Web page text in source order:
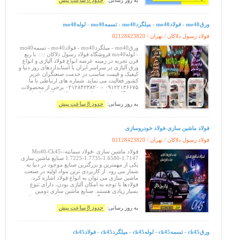
ورقmo40 - فولادmo40 - میلگردmo40 - تسمهmo40 - لولهmo40
فولاد رسول دلاکان / تهران / 02128423820
ورقmo40 - میلگردmo40 - فولادmo40 - تسمهmo40
- لولهmo40 فروشگاه فولاد رسول دلاکان ::::: با ربع
قرن تجربه در زمینه عرضه انواع فولاد آلیاژی و انواع
ورق آلیاژی در سراسر ایران با استانداردهای روز دنیا و
کیفیک و قیمت مناسب در خدمت صنعتگران عزیز
کشور فعالیت می نماید. شماره های ارتباطی با ما:
۰۹۱۲۲۱۳۶۶۷۵ – ۰۲۱۲۸۴۲۳۸۲۰ برخی از محصولات
فروشگاه شامل: مونل- هسته نیکل- نیکل اینکونل-
ورق آلمینیوم
به روز رسانی: حدود 8 ساعت پیش
فولاد ماشین سازی-فولاد خودروسازی
فولاد رسول دلاکان / تهران / 02128423820
فولاد ماشین سازی -فولاد سمانته-Mo40-Ck45-
1.7225-1.7735-1.6580-1.7147 صنایع ماشین سازی
یکی از مهمترین و بزرگترین صنایع موجود در دنیا به
شمار می رود. از کاربردی ترین مواد اولیه در صنعت
ماشین سازی می توان به انواع فولاد اشاره کرد.
فولادها با توجه به امکان آلیاژی بودن، دارای تنوع
بسیار زیادی هستند. صنایع ماشین سازی دومین
مصرف کننده بزرگ فولاد در دنیا صنایع ماشین سازی و
به خصوص خودروسازی هستند
به روز رسانی: حدود 8 ساعت پیش
ورقck45 - تسمهck45 - لولهck45 - میلگردck45 - فولادck45